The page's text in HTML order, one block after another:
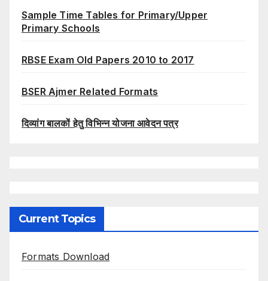
Sample Time Tables for Primary/Upper
Primary Schools
RBSE Exam Old Papers 2010 to 2017
BSER Ajmer Related Formats
दिव्यांग बालकों हेतु विभिन्न योजना आवेदन पत्र
Current Topics
Formats Download